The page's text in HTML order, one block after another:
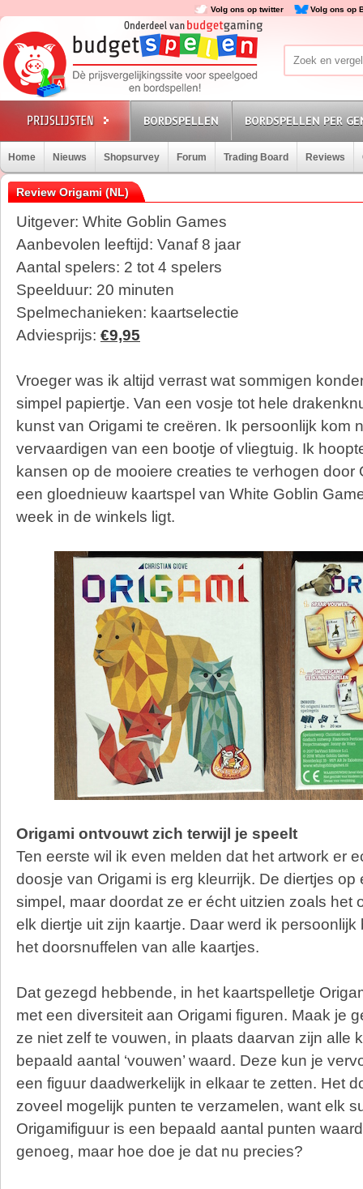
Volg ons op twitter Volg ons op
BORDSPELLEN BORDSPELLEN PER
Home Nieuws Shopsurvey Forum Trading Board Reviews
Review Origami (NL)
Uitgever: White Goblin Games
Aanbevolen leeftijd: Vanaf 8 jaar
Aantal spelers: 2 tot 4 spelers
Speelduur: 20 minuten
Spelmechanieken: kaartselectie
Adviesprijs: €9,95
Vroeger was ik altijd verrast wat sommigen
simpel papiertje. Van een vosje tot hele
kunst van Origami te creëren. Ik persoonlijk kom
vervaardigen van een bootje of vliegtuig. Ik
kansen op de mooiere creaties te verhogen door
een gloednieuw kaartspel van White Goblin
week in de winkels ligt.
Origami ontvouwt zich terwijl je speelt
Ten eerste wil ik even melden dat het artwork er
doosje van Origami is erg kleurrijk. De diertjes op
simpel, maar doordat ze er écht uitzien zoals het
elk diertje uit zijn kaartje. Daar werd ik persoonlijk
het doorsnuffelen van alle kaartjes.
Dat gezegd hebbende, in het kaartspelletje
met een diversiteit aan Origami figuren. Maak je
ze niet zelf te vouwen, in plaats daarvan zijn alle
bepaald aantal ‘vouwen’ waard. Deze kun je
een figuur daadwerkelijk in elkaar te zetten. Het
zoveel mogelijk punten te verzamelen, want elk
Origamifiguur is een bepaald aantal punten
genoeg, maar hoe doe je dat nu precies?